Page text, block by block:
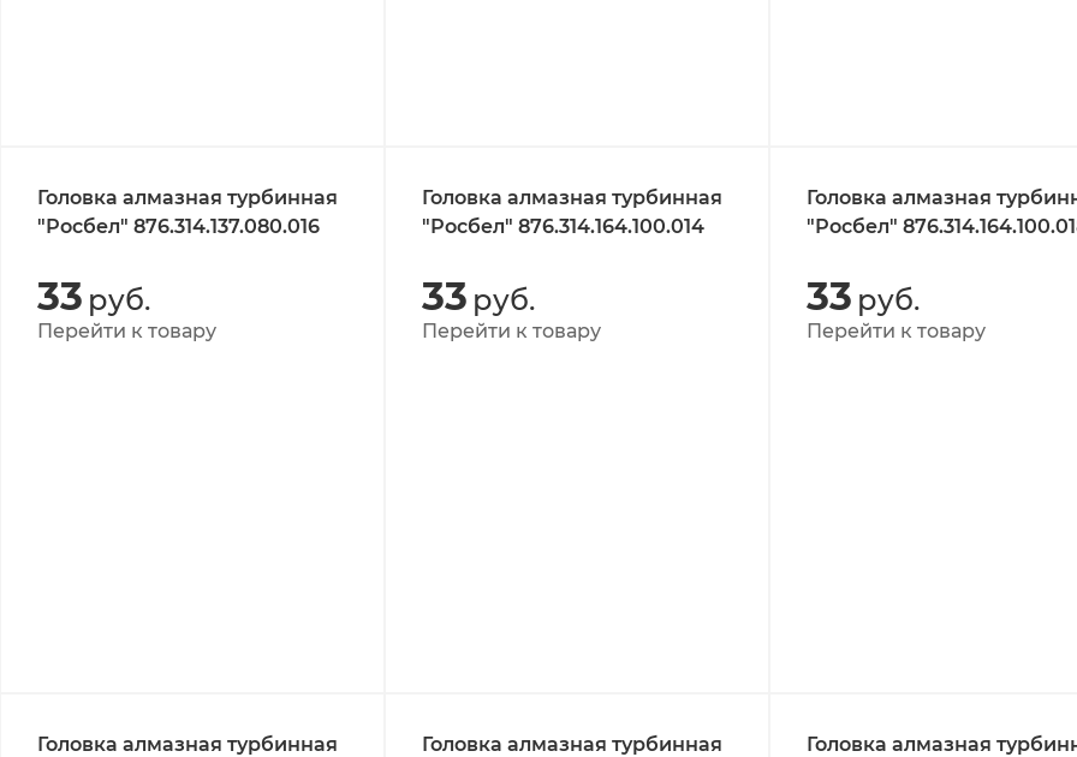
Головка алмазная турбинная
"Росбел" 876.314.137.080.016
33 руб.
Перейти к товару
Головка алмазная турбинная
"Росбел" 876.314.164.100.014
33 руб.
Перейти к товару
Головка алмазная
"Росбел"
33 руб.
Перейти к товару
Головка алмазная турбинная
Головка алмазная турбинная
Головка алмазная